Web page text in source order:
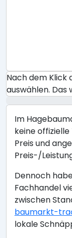
Nach dem Klick
auswählen.
Im
keine
Preis und
Preis-/
Dennoch
Fachhandel
zwischen
baumarkt-
lokale